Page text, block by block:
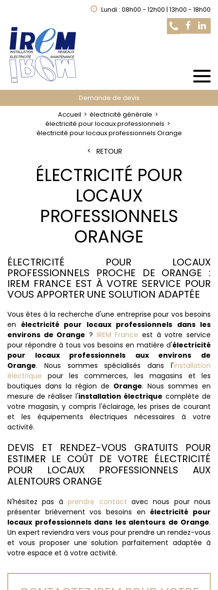
Lundi : 08h00 - 12h00 | 13h00 - 18h00
Demande de devis
Accueil
électricité générale
électricité pour locaux professionnels
électricité pour locaux professionnels Orange
RETOUR
ÉLECTRICITÉ POUR
LOCAUX
PROFESSIONNELS
ORANGE
ÉLECTRICITÉ POUR LOCAUX
PROFESSIONNELS PROCHE DE ORANGE :
IREM FRANCE EST À VOTRE SERVICE POUR
VOUS APPORTER UNE SOLUTION ADAPTÉE
Vous êtes à la recherche d'une entreprise pour vos besoins
en électricité pour locaux professionnels dans les
environs de Orange ? IREM France est à votre service
pour répondre à tous vos besoins en matière d'électricité
pour locaux professionnels aux environs de
Orange. Nous sommes spécialisés dans l'installation
électrique pour les commerces, les magasins et les
boutiques dans la région de Orange. Nous sommes en
mesure de réaliser l'installation électrique complète de
votre magasin, y compris l'éclairage, les prises de courant
et les équipements électriques nécessaires à votre
activité.
DEVIS ET RENDEZ-VOUS GRATUITS POUR
ESTIMER LE COÛT DE VOTRE ÉLECTRICITÉ
POUR LOCAUX PROFESSIONNELS AUX
ALENTOURS ORANGE
N'hésitez pas àprendre contact avec nous pour nous
présenter brièvement vos besoins en électricité pour
locaux professionnels dans les alentours de Orange.
Un expert reviendra vers vous pour prendre un rendez-vous
et vous proposer une solution parfaitement adaptée à
votre espace et à votre activité.